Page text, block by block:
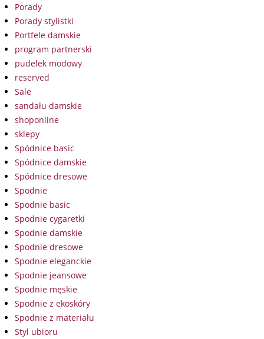
Porady
Porady stylistki
Portfele damskie
program partnerski
pudelek modowy
reserved
Sale
sandału damskie
shoponline
sklepy
Spódnice basic
Spódnice damskie
Spódnice dresowe
Spodnie
Spodnie basic
Spodnie cygaretki
Spodnie damskie
Spodnie dresowe
Spodnie eleganckie
Spodnie jeansowe
Spodnie męskie
Spodnie z ekoskóry
Spodnie z materiału
Styl ubioru